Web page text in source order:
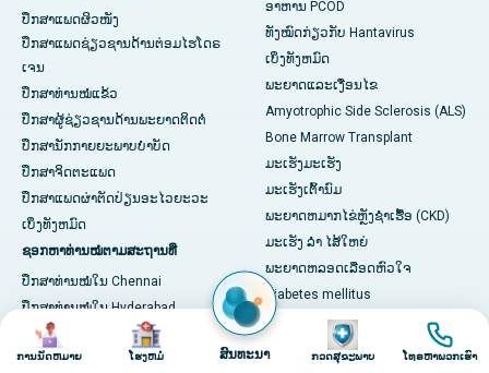
ປຶກສາແພດຜິວໜັງ
ປຶກສາແພດຊ່ຽວຊານດ້ານຕ່ອມໄຮໂດຣ
ເຈນ
ປຶກສາທ່ານໝໍແຂ້ວ
ປຶກສາຜູ້ຊ່ຽວຊານດ້ານພະຍາດຕິດຕໍ່
ປຶກສານັກກາຍຍະພາບບຳບັດ
ປຶກສາຈິດຕະແພດ
ປຶກສາແພດຜ່າຕັດປ່ຽນອະໄວຍະວະ
ເບິ່ງທັງຫມົດ
ຊອກຫາທ່ານໝໍຕາມສະຖານທີ່
ປຶກສາທ່ານໝໍໃນ Chennai
ປຶກສາທ່ານໝໍໃນ Hyderabad
ປຶກສາທ່ານໝໍໃນ Bangalore
ປຶກສາທ່ານໝໍໃນ Mumbai
ອາຫານ PCOD
ທັງໝົດກ່ຽວກັບ Hantavirus
ເບິ່ງ​ທັງ​ຫມົດ
ພະຍາດແລະເງື່ອນໄຂ
Amyotrophic Side Sclerosis (ALS)
Bone Marrow Transplant
ມະເຮັງມະເຮັງ
ມະເຮັງເຕົ້ານົມ
ພະຍາດຫມາກໄຂ່ຫຼັງຊໍາເຮື້ອ (CKD)
ມະເຮັງ ລຳ ໄສ້ໃຫຍ່
ພະຍາດຫລອດເລືອດຫົວໃຈ
Diabetes mellitus
ບ້າຫມູ
ເຊື້ອໄວຣັສ hantavirus
ຮູບພາບ
ການນັດຫມາຍ
ຮູບພາບ
ໂຮງຫມໍ ສົນທະນາ
ຮູບພາບ
ກວດສຸຂະພາບ
ຮູບພາບ
ໂທຣຫາພວກເຮົາ